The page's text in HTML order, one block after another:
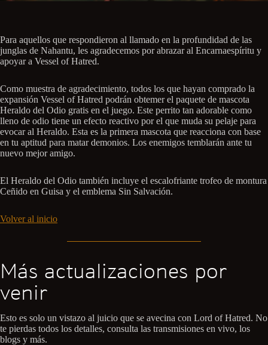
Para aquellos que respondieron al llamado en la profundidad de las
junglas de Nahantu, les agradecemos por abrazar al Encarnaespíritu y
apoyar a Vessel of Hatred.
Como muestra de agradecimiento, todos los que hayan comprado la
expansión Vessel of Hatred podrán obtemer el paquete de mascota
Heraldo del Odio gratis en el juego. Este perrito tan adorable como
lleno de odio tiene un efecto reactivo por el que muda su pelaje para
evocar al Heraldo. Esta es la primera mascota que reacciona con base
en tu aptitud para matar demonios. Los enemigos temblarán ante tu
nuevo mejor amigo.
El Heraldo del Odio también incluye el escalofriante trofeo de montura
Ceñido en Guisa y el emblema Sin Salvación.
Volver al inicio
Más actualizaciones por
venir
Esto es solo un vistazo al juicio que se avecina con Lord of Hatred. No
te pierdas todos los detalles, consulta las transmisiones en vivo, los
blogs y más.